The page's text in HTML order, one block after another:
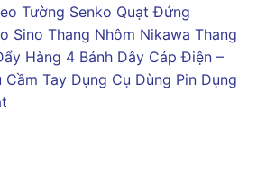
Tường Senko Quạt Đứng
Sino Thang Nhôm Nikawa Thang
Hàng 4 Bánh Dây Cáp Điện –
Cầm Tay Dụng Cụ Dùng Pin Dụng